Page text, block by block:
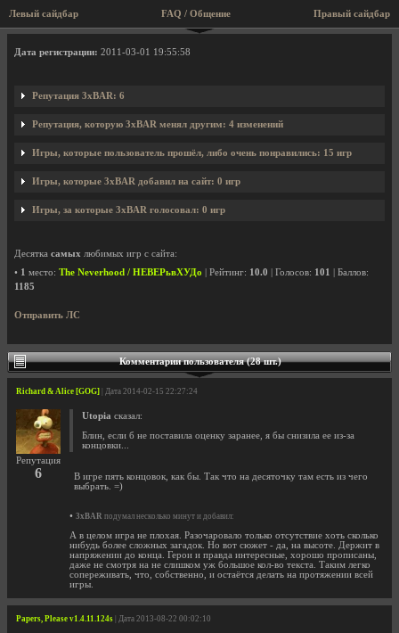
Левый сайдбар Правый сайдбар
FAQ / Общение
Профиль пользователя 3xBAR
Дата регистрации: 2011-03-01 19:55:58
Репутация 3xBAR: 6
Репутация, которую 3xBAR менял другим: 4 изменений
Игры, которые пользователь прошёл, либо очень понравились: 15 игр
Игры, которые 3xBAR добавил на сайт: 0 игр
Игры, за которые 3xBAR голосовал: 0 игр
Десятка самых любимых игр с сайта:
• 1 место: The Neverhood / НЕВЕРьвХУДо | Рейтинг: 10.0 | Голосов: 101
| Баллов:
1185
Отправить ЛС
Комментарии пользователя (28 шт.)
Richard & Alice [GOG] | Дата 2014-02-15 22:27:24
Репутация
6
Utopia сказал:
Блин, если б не поставила оценку заранее, я бы снизила ее из-за
концовки...
В игре пять концовок, как бы. Так что на десяточку там есть из чего
выбрать. =)
• 3xBAR подумал несколько минут и добавил:
А в целом игра не плохая. Разочаровало только отсутствие хоть сколько
нибудь более сложных загадок. Но вот сюжет - да, на высоте. Держит в
напряжении до конца. Герои и правда интересные, хорошо прописаны,
даже не смотря на не слишком уж большое кол-во текста. Таким легко
сопереживать, что, собственно, и остаётся делать на протяжении всей
игры.
Papers, Please v1.4.11.124s | Дата 2013-08-22 00:02:10